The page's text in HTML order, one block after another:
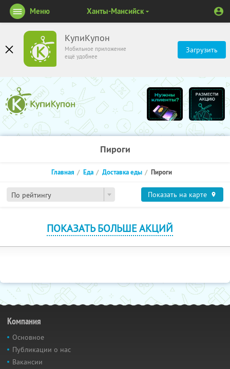
КупиКупон
Мобильное приложение
ещё удобнее
Загрузить
Меню Ханты-Мансийск
Пироги
По рейтингу
Главная Еда Доставка еды Пироги
Показать на карте
ПОКАЗАТЬ БОЛЬШЕ АКЦИЙ
Компания
Основное
Публикации о нас
Вакансии